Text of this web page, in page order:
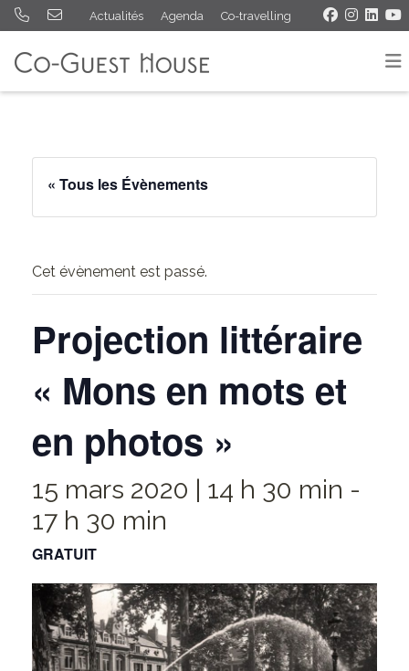
Actualités Agenda Co-travelling
« Tous les Évènements
Cet évènement est passé.
Projection littéraire
« Mons en mots et
en photos »
15 mars 2020 | 14 h 30 min -
17 h 30 min
GRATUIT